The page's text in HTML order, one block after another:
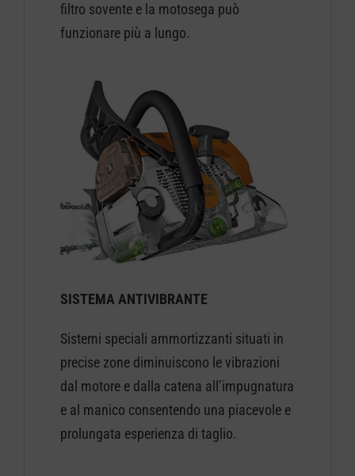
filtro sovente e la motosega può
funzionare più a lungo.
SISTEMA ANTIVIBRANTE
Sistemi speciali ammortizzanti situati in
precise zone diminuiscono le vibrazioni
dal motore e dalla catena all’impugnatura
e al manico consentendo una piacevole e
prolungata esperienza di taglio.